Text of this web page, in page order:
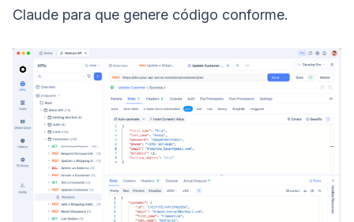
Claude para que genere código conforme.